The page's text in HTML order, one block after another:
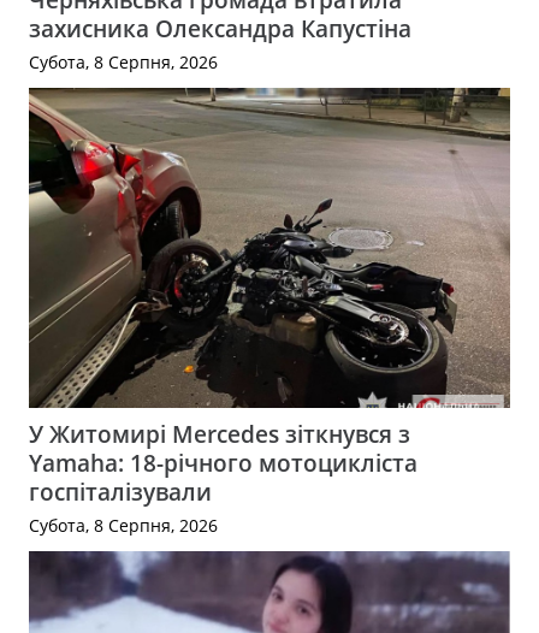
захисника Олександра Капустіна
Субота, 8 Серпня, 2026
У Житомирі Mercedes зіткнувся з
Yamaha: 18-річного мотоцикліста
госпіталізували
Субота, 8 Серпня, 2026